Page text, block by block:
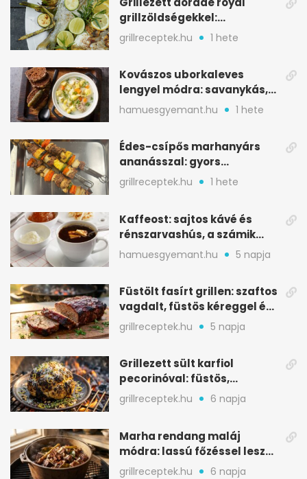
grillzöldségekkel:
mediterrán ízek a rostélyról
grillreceptek.hu 1 hete
Kovászos uborkaleves
lengyel módra: savanykás,
kapros, meglepően
tartalmas
hamuesgyemant.hu 1 hete
Édes-csípős marhanyárs
ananásszal: gyors
grillrecept jalapeñóval
grillreceptek.hu 1 hete
Kaffeost: sajtos kávé és
rénszarvashús, a számik
melegítő itala
hamuesgyemant.hu 5 napja
Füstölt fasírt grillen: szaftos
vagdalt, füstös kéreggel és
BBQ mázzal
grillreceptek.hu 5 napja
Grillezett sült karfiol
pecorinóval: füstös,
karamellizált nyári kedvenc
grillreceptek.hu 6 napja
Marha rendang maláj
módra: lassú főzéssel lesz
igazán szaftos
grillreceptek.hu 6 napja